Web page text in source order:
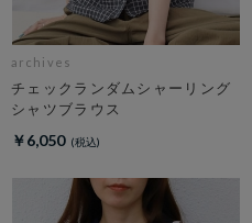
archives
チェックランダムシャーリング
シャツブラウス
￥6,050